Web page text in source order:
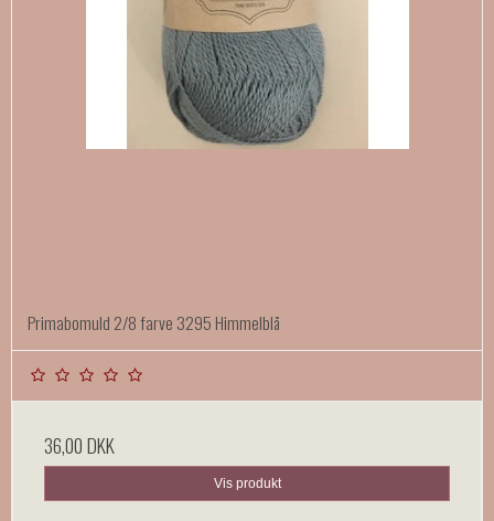
Primabomuld 2/8 farve 3295 Himmelblå
36,00 DKK
Vis produkt